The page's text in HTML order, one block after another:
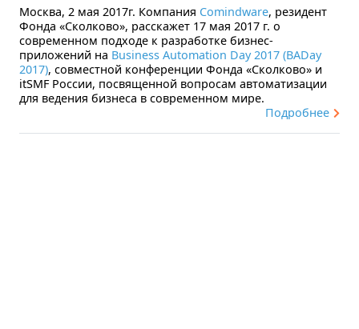
Москва, 2 мая 2017г. Компания Comindware, резидент
Фонда «Сколково», расскажет 17 мая 2017 г. о
современном подходе к разработке бизнес-
приложений на Business Automation Day 2017 (BADay
2017), совместной конференции Фонда «Сколково» и
itSMF России, посвященной вопросам автоматизации
для ведения бизнеса в современном мире.
Подробнее